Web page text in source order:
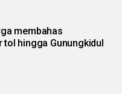
membahas
tol hingga Gunungkidul